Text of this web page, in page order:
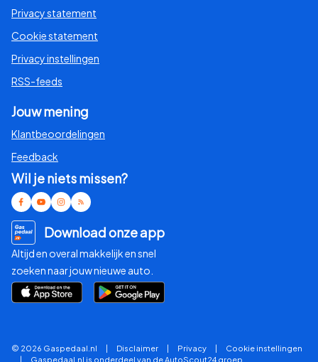
Privacy statement
Cookie statement
Privacy instellingen
RSS-feeds
Jouw mening
Klantbeoordelingen
Feedback
Wil je niets missen?
Download onze app
Altijd en overal makkelijk en snel
zoeken naar jouw nieuwe auto.
© 2026 Gaspedaal.nl | Disclaimer | Privacy |
Cookie instellingen
|
Gaspedaal.nl is onderdeel van de AutoScout24 groep